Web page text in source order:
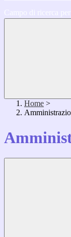
Home >